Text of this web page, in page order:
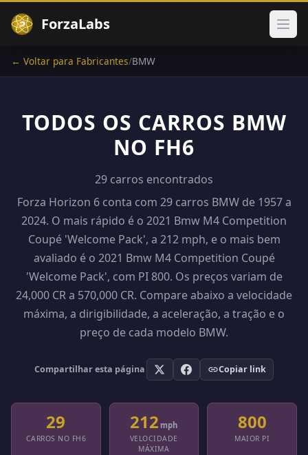
ForzaLabs
← Voltar para Fabricantes/BMW
TODOS OS CARROS BMW
NO FH6
29 carros encontrados
Forza Horizon 6 conta com 29 carros BMW de 1957 a
2024. O mais rápido é o 2021 Bmw M4 Competition
Coupé 'Welcome Pack', a 212 mph, e o mais bem
avaliado é o 2021 Bmw M4 Competition Coupé
'Welcome Pack', com PI 800. Os preços variam de
24,000 CR a 570,000 CR. Compare abaixo a velocidade
máxima, a dirigibilidade, a aceleração, a tração e o
preço de cada modelo BMW.
Compartilhar esta página Copiar link
29
CARROS NO FH6
212 mph
VELOCIDADE
MÁXIMA
800
MAIOR PI